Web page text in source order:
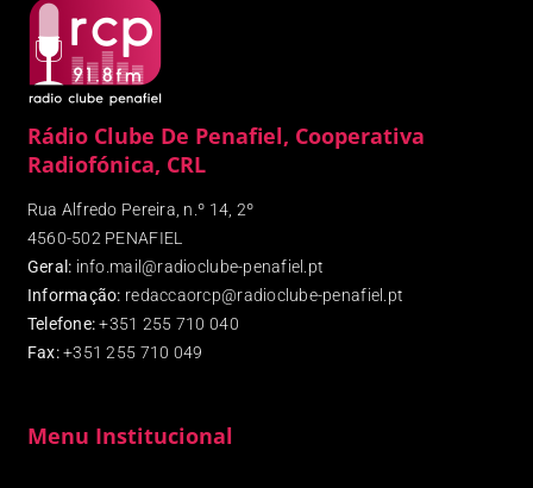
Rádio Clube De Penafiel, Cooperativa
Radiofónica, CRL
Rua Alfredo Pereira, n.º 14, 2º
4560-502 PENAFIEL
Geral: info.mail@radioclube-penafiel.pt
Informação: redaccaorcp@radioclube-penafiel.pt
Telefone: +351 255 710 040
Fax:+351 255 710 049
Menu Institucional